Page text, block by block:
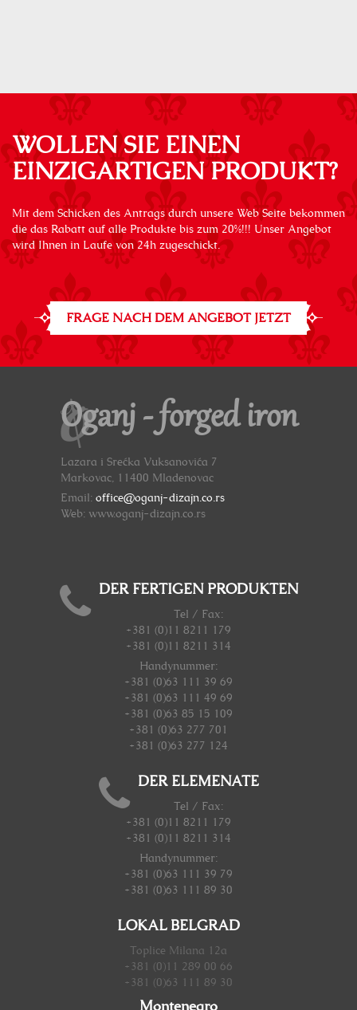
WOLLEN SIE EINEN
EINZIGARTIGEN PRODUKT?
Mit dem Schicken des Antrags durch unsere Web Seite bekommen
die das Rabatt auf alle Produkte bis zum 20%!!! Unser Angebot
wird Ihnen in Laufe von 24h zugeschickt.
FRAGE NACH DEM ANGEBOT JETZT
Oganj - forged iron
Lazara i Srećka Vuksanovića 7
Markovac, 11400 Mladenovac
Email: office@oganj-dizajn.co.rs
Web: www.oganj-dizajn.co.rs
DER FERTIGEN PRODUKTEN
Tel / Fax:
+381 (0)11 8211 179
+381 (0)11 8211 314
Handynummer:
+381 (0)63 111 39 69
+381 (0)63 111 49 69
+381 (0)63 85 15 109
+381 (0)63 277 701
+381 (0)63 277 124
DER ELEMENATE
Tel / Fax:
+381 (0)11 8211 179
+381 (0)11 8211 314
Handynummer:
+381 (0)63 111 39 79
+381 (0)63 111 89 30
LOKAL BELGRAD
Toplice Milana 12a
+381 (0)11 289 00 66
+381 (0)63 111 89 30
Montenegro